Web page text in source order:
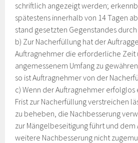
schriftlich angezeigt werden;
spätestens innerhalb von 14 Tagen
stand gesetzten Gegenstandes
b) Zur Nacherfüllung hat der
Auftragnehmer die erforderliche Zeit
angemessenem Umfang zu
so ist Auftragnehmer von der
c) Wenn der Auftragnehmer
Frist zur Nacherfüllung verstreichen
zu beheben, die Nachbesserung
zur Mängelbeseitigung führt und
weitere Nachbesserung nicht